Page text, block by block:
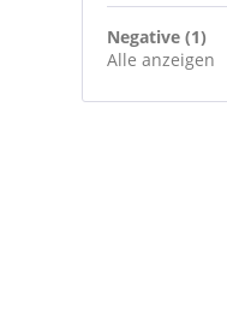
Negative (1)
Alle anzeigen